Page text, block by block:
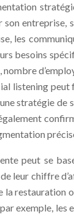
entreprise,
les
besoins
listening
stratégie de
peut se
leur chiffre
la restauration
exemple,